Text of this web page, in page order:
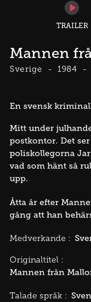
TRAILER
Mannen
Sverige 1984
En svensk
Mitt under
postkontor. Det
poliskollegorna
vad som hänt så
upp.
Åtta år efter
gång att han
Medverkande :
Originaltitel :
Mannen från
Talade språk :